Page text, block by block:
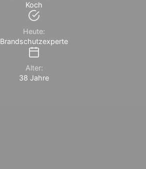
Koch
Heute:
Brandschutzexperte
Alter:
38 Jahre